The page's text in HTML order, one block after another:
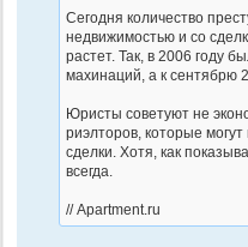
Сегодня количество
недвижимостью и со
растет. Так, в 2006 году
махинаций, а к сентябрю
Юристы советуют не
риэлторов, которые
сделки. Хотя, как
всегда.
// Apartment.ru